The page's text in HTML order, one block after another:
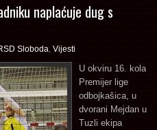
naplaćuje dug s
Sloboda Vijesti
U okviru 16. kola
Premijer lige
odbojkašica, u
dvorani Mejdan u
Tuzli ekipa